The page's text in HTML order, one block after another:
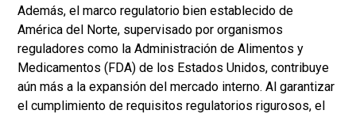
Además, el marco regulatorio bien establecido de
América del Norte, supervisado por organismos
reguladores como la Administración de Alimentos y
Medicamentos (FDA) de los Estados Unidos, contribuye
aún más a la expansión del mercado interno. Al garantizar
el cumplimiento de requisitos regulatorios rigurosos, el